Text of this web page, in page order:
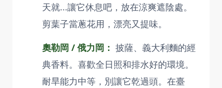
天就...讓它休息吧，放在涼爽遮陰處。
剪葉子當蔥花用，漂亮又提味。
奧勒岡 / 俄力岡： 披薩、義大利麵的經
典香料。喜歡全日照和排水好的環境。
耐旱能力中等，別讓它乾過頭。在臺